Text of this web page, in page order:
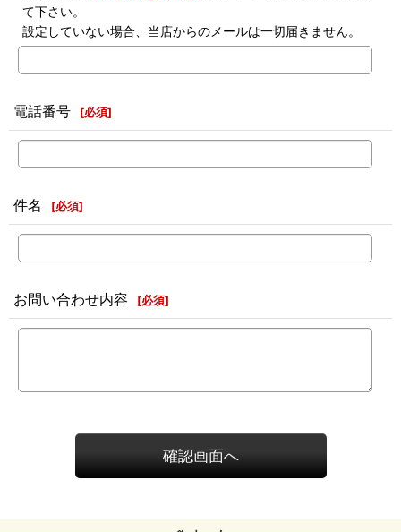
て下さい。
設定していない場合、当店からのメールは一切届きません。
電話番号 [必須]
件名 [必須]
お問い合わせ内容 [必須]
確認画面へ